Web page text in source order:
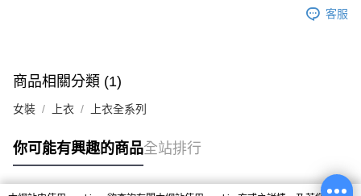
客服
商品相關分類 (1)
女裝 上衣 上衣全系列
你可能有興趣的商品全站排行